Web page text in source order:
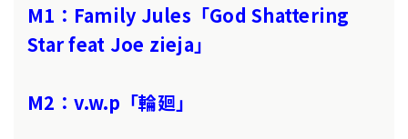
M1：Family Jules「God Shattering
Star feat Joe zieja」
M2：v.w.p「輪廻」